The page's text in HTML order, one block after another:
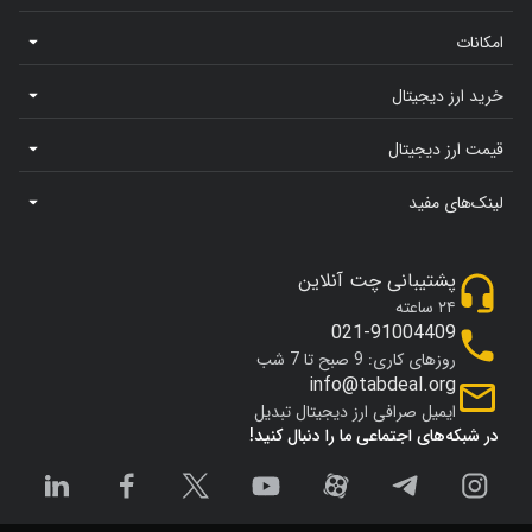
امکانات
خرید ارز دیجیتال
قیمت ارز دیجیتال
لینک‌های مفید
در شبکه‌های اجتماعی ما را دنبال کنید!
پشتیبانی چت آنلاین
۲۴ ساعته
021-91004409
روزهای کاری: 9 صبح تا 7 شب
info@tabdeal.org
ایمیل صرافی ارز دیجیتال تبدیل